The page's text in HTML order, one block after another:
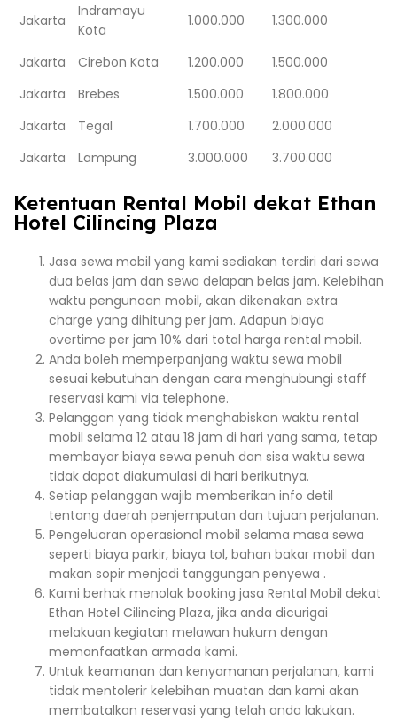
Jakarta
Indramayu
Kota
1.000.000 1.300.000
Jakarta Cirebon Kota 1.200.000
1.500.000
Jakarta
Brebes 1.500.000
1.800.000
Jakarta
Tegal 1.700.000
2.000.000
Jakarta
Lampung 3.000.000 3.700.000
Ketentuan Rental Mobil dekat Ethan
Hotel Cilincing Plaza
Jasa sewa mobil yang kami sediakan terdiri dari sewa
dua belas jam dan sewa delapan belas jam. Kelebihan
waktu pengunaan mobil, akan dikenakan extra
charge yang dihitung per jam. Adapun biaya
overtime per jam 10% dari total harga rental mobil.
Anda boleh memperpanjang waktu sewa mobil
sesuai kebutuhan dengan cara menghubungi staff
reservasi kami via telephone.
Pelanggan yang tidak menghabiskan waktu rental
mobil selama 12 atau 18 jam di hari yang sama, tetap
membayar biaya sewa penuh dan sisa waktu sewa
tidak dapat diakumulasi di hari berikutnya.
Setiap pelanggan wajib memberikan info detil
tentang daerah penjemputan dan tujuan perjalanan.
Pengeluaran operasional mobil selama masa sewa
seperti biaya parkir, biaya tol, bahan bakar mobil dan
makan sopir menjadi tanggungan penyewa .
Kami berhak menolak booking jasa Rental Mobil dekat
Ethan Hotel Cilincing Plaza, jika anda dicurigai
melakuan kegiatan melawan hukum dengan
memanfaatkan armada kami.
Untuk keamanan dan kenyamanan perjalanan, kami
tidak mentolerir kelebihan muatan dan kami akan
membatalkan reservasi yang telah anda lakukan.